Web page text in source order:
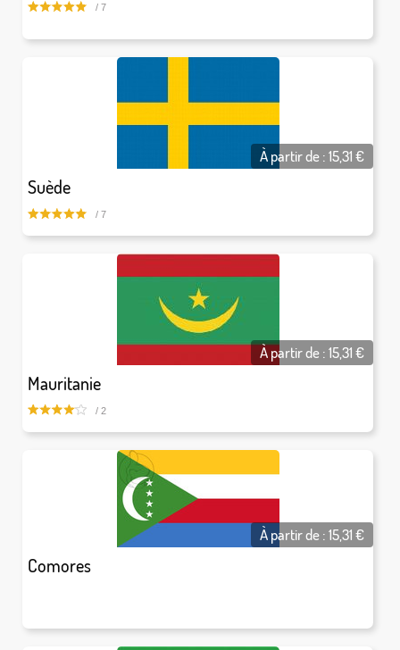
/ 7
Suède
À partir de :15,31€
/ 7
Mauritanie
À partir de :15,31€
/ 2
Comores
À partir de :15,31€